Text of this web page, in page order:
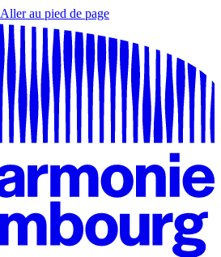
Aller au pied de page